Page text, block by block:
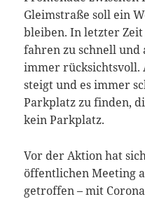
Gleimstraße soll ein
bleiben. In letzter
fahren zu schnell
immer rücksichtsvoll.
steigt und es immer
Parkplatz zu finden,
kein Parkplatz.
Vor der Aktion hat
öffentlichen Meeting
getroffen – mit